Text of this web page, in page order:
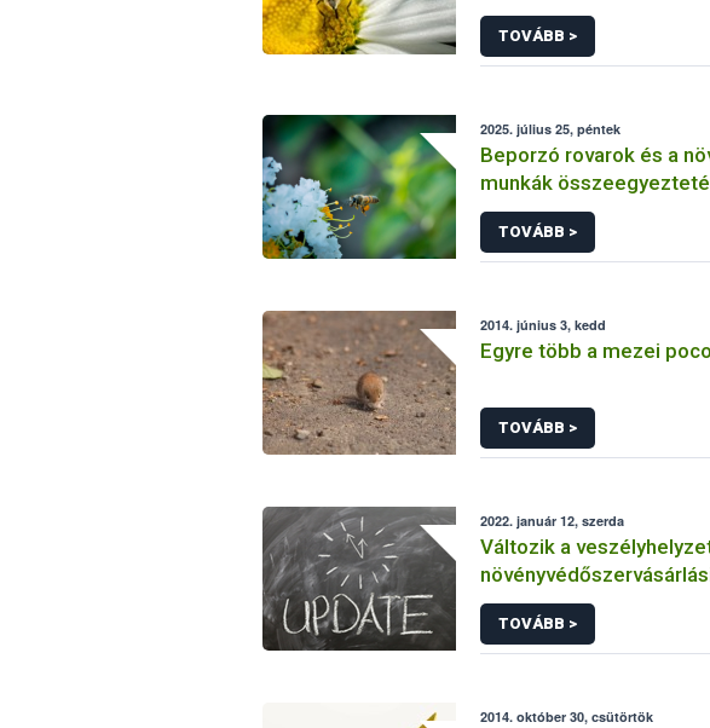
TOVÁBB >
2025. július 25, péntek
Beporzó rovarok és a
munkák
fókuszban a méhészet
TOVÁBB >
2014. június 3, kedd
Egyre több a mezei
TOVÁBB >
2022. január 12, szerda
Változik a
engedélyekkel
szabályozás
TOVÁBB >
2014. október 30, csütörtök